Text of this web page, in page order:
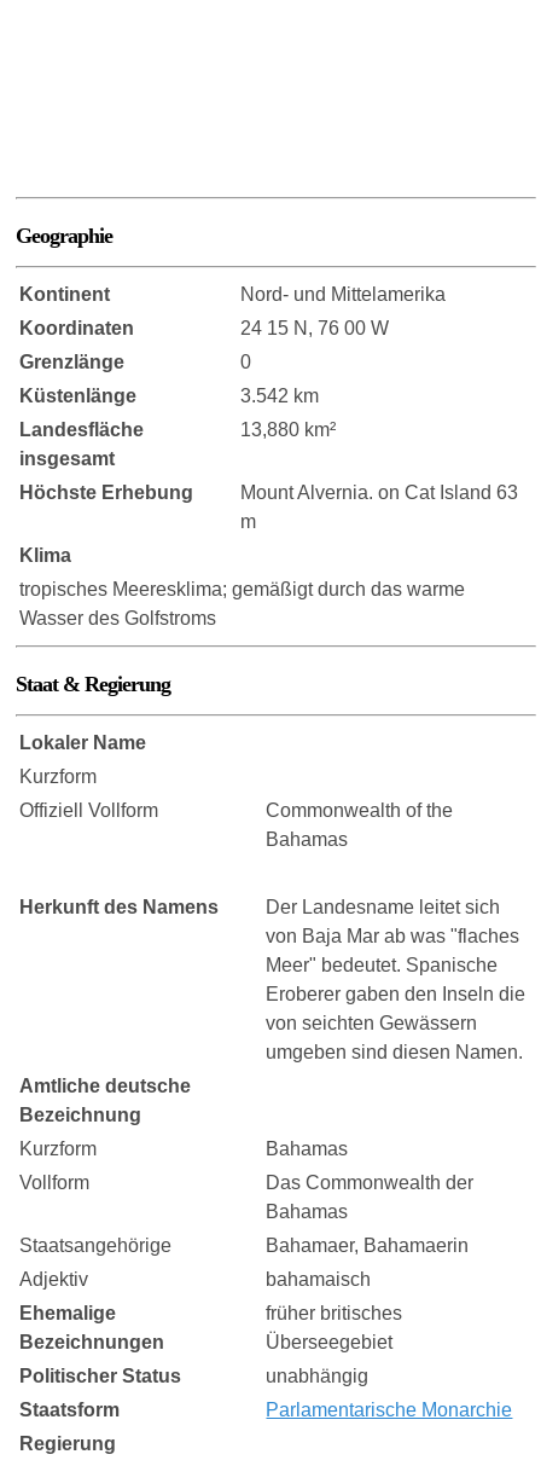
Geographie
Kontinent
Nord- und Mittelamerika
Koordinaten
24 15 N, 76 00 W
Grenzlänge
0
Küstenlänge
3.542 km
Landesfläche
insgesamt
13,880 km²
Höchste Erhebung
Mount Alvernia. on Cat Island 63
m
Klima
tropisches Meeresklima; gemäßigt durch das warme
Wasser des Golfstroms
Staat & Regierung
Lokaler Name
Kurzform
Offiziell Vollform
Commonwealth of the
Bahamas
Herkunft des Namens
Der Landesname leitet sich
von Baja Mar ab was "flaches
Meer" bedeutet. Spanische
Eroberer gaben den Inseln die
von seichten Gewässern
umgeben sind diesen Namen.
Amtliche deutsche
Bezeichnung
Kurzform
Bahamas
Vollform
Das Commonwealth der
Bahamas
Staatsangehörige
Bahamaer, Bahamaerin
Adjektiv
bahamaisch
Ehemalige
Bezeichnungen
früher britisches
Überseegebiet
Politischer Status
unabhängig
Staatsform
Parlamentarische Monarchie
Regierung